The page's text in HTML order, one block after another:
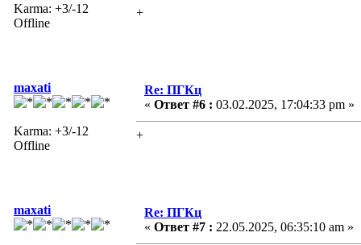
Karma: +3/-12
Offline
+
maxati
Karma: +3/-12
Offline
Re: ПГКц
« Ответ #6 : 03.02.2025, 17:04:33 pm »
+
maxati
Re: ПГКц
« Ответ #7 : 22.05.2025, 06:35:10 am »